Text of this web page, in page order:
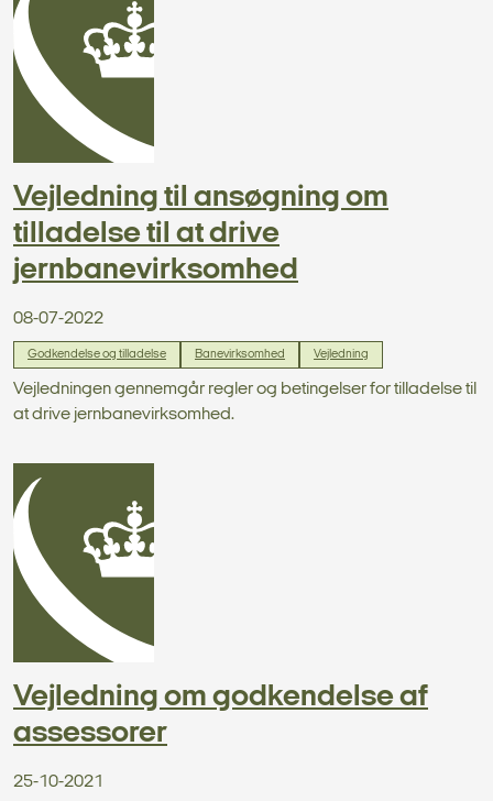
Vejledning til ansøgning om
tilladelse til at drive
jernbanevirksomhed
08-07-2022
Godkendelse og tilladelse Banevirksomhed Vejledning
Vejledningen gennemgår regler og betingelser for tilladelse til
at drive jernbanevirksomhed.
Vejledning om godkendelse af
assessorer
25-10-2021